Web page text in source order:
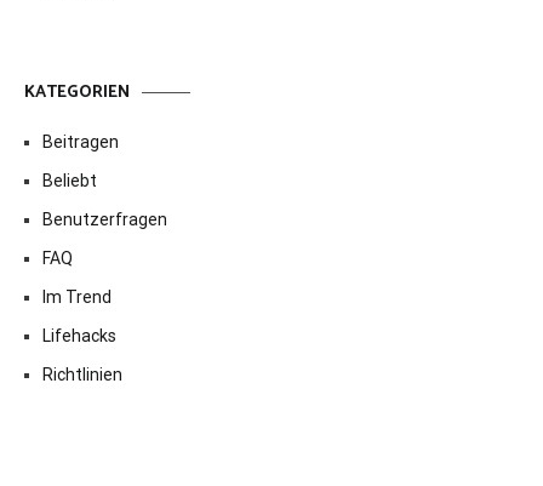
KATEGORIEN
Beitragen
Beliebt
Benutzerfragen
FAQ
Im Trend
Lifehacks
Richtlinien